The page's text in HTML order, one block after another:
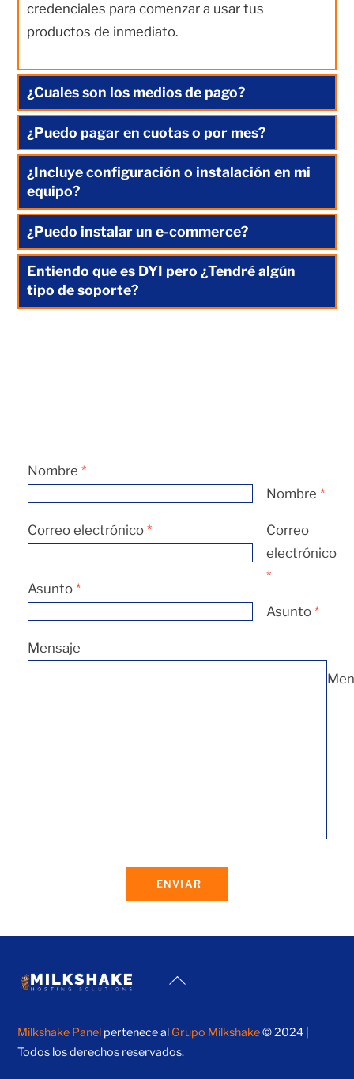
credenciales para comenzar a usar tus
productos de inmediato.
¿Cuales son los medios de pago?
¿Puedo pagar en cuotas o por mes?
¿Incluye configuración o instalación en mi
equipo?
¿Puedo instalar un e-commerce?
Entiendo que es DYI pero ¿Tendré algún
tipo de soporte?
Nombre *
Nombre *
Correo electrónico *
Correo
electrónico
*
Asunto *
Asunto *
Mensaje
ENVIAR
Back
Milkshake Panel pertenece al Grupo Milkshake© 2024 |
Todos los derechos reservados.